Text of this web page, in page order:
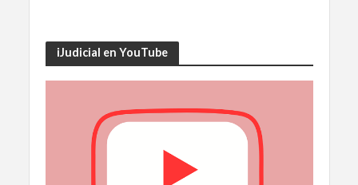
iJudicial en YouTube